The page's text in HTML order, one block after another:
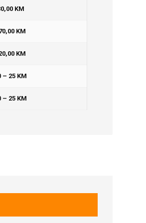
KM
KM
KM
– 25 KM
– 25 KM